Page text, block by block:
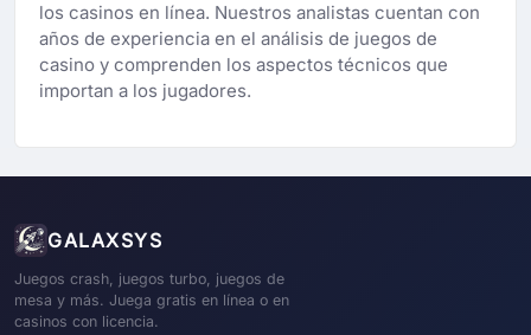
los casinos en línea. Nuestros analistas cuentan con
años de experiencia en el análisis de juegos de
casino y comprenden los aspectos técnicos que
importan a los jugadores.
GALAXSYS
Juegos crash, juegos turbo, juegos de
mesa y más. Juega gratis en línea o en
casinos con licencia.